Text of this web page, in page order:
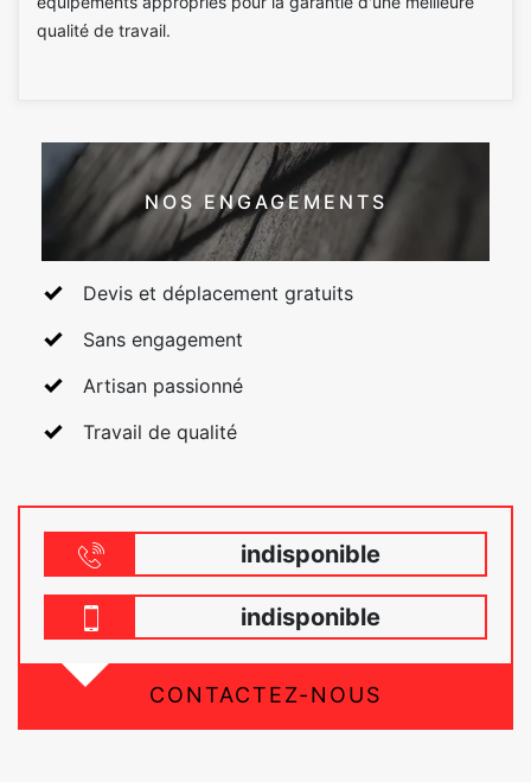
qualité de travail.
NOS ENGAGEMENTS
Devis et déplacement gratuits
Sans engagement
Artisan passionné
Travail de qualité
indisponible
indisponible
CONTACTEZ-NOUS